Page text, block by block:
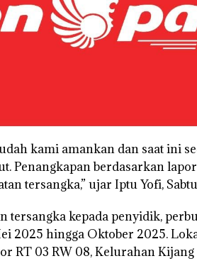
kami amankan dan saat ini
Penangkapan berdasarkan
tersangka,” ujar Iptu Yofi,
tersangka kepada penyidik,
2025 hingga Oktober 2025.
RT 03 RW 08, Kelurahan Kijang
Aktifitas Judi Online
di Batam Beroperasi
Proyek
Mc Dermott